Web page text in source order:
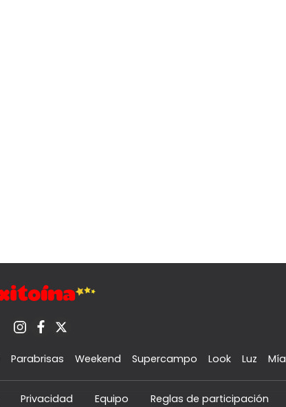
Parabrisas Weekend Supercampo Look Luz Mía
Privacidad Equipo Reglas de participación